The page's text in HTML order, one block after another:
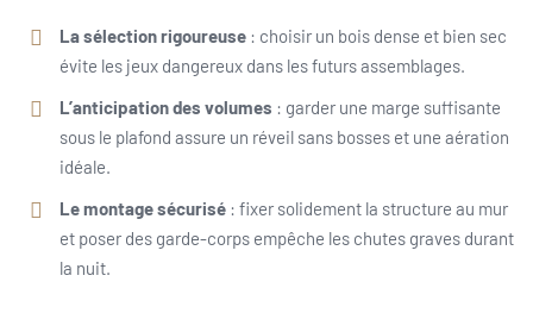
La sélection rigoureuse : choisir un bois dense et bien sec
évite les jeux dangereux dans les futurs assemblages.
L’anticipation des volumes : garder une marge suffisante
sous le plafond assure un réveil sans bosses et une aération
idéale.
Le montage sécurisé : fixer solidement la structure au mur
et poser des garde-corps empêche les chutes graves durant
la nuit.